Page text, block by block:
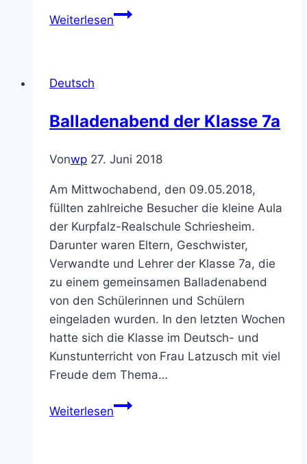
WeiterlesenLesung
Deutsch
Balladenabend der Klasse 7a
Vonwp 27. Juni 2018
Am Mittwochabend, den 09.05.2018,
füllten zahlreiche Besucher die kleine Aula
der Kurpfalz-Realschule Schriesheim.
Darunter waren Eltern, Geschwister,
Verwandte und Lehrer der Klasse 7a, die
zu einem gemeinsamen Balladenabend
von den Schülerinnen und Schülern
eingeladen wurden. In den letzten Wochen
hatte sich die Klasse im Deutsch- und
Kunstunterricht von Frau Latzusch mit viel
Freude dem Thema…
WeiterlesenBalladenabend